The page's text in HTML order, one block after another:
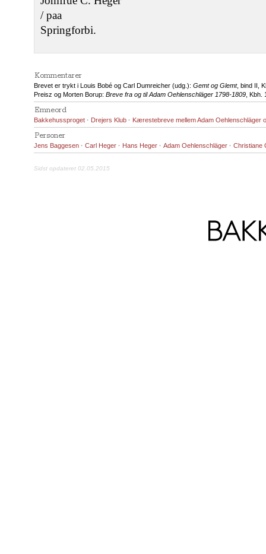
/ paa
Springforbi.
Kommentarer
Brevet er trykt i Louis Bobé og Carl Dumreicher (udg.): Gemt og Glemt, bind II,
Preisz og Morten Borup: Breve fra og til Adam Oehlenschläger 1798-1809 ,
Emneord
Bakkehussproget · Drejers Klub · Kærestebreve mellem Adam Oehlenschläger
Personer
Jens Baggesen · Carl Heger · Hans Heger · Adam Oehlenschläger · Christiane
Sidst opdateret 02.05.2015